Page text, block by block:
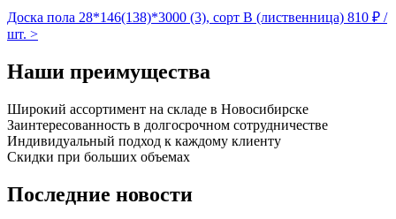
Доска пола 28*146(138)*3000 (3), сорт B (лиственница) 810 ₽ /
шт. >
Наши преимущества
Широкий ассортимент на складе в Новосибирске
Заинтересованность в долгосрочном сотрудничестве
Индивидуальный подход к каждому клиенту
Скидки при больших объемах
Последние новости